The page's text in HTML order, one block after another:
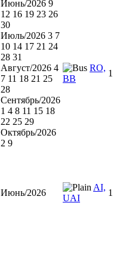
Июнь/2026 9
12 16 19 23 26
30
Июль/2026 3 7
10 14 17 21 24
28 31
Август/2026 4
7 11 18 21 25
28
Сентябрь/2026
1 4 8 11 15 18
22 25 29
Октябрь/2026
2 9
RO,
BB
1
Июнь/2026
AI,
UAI
1